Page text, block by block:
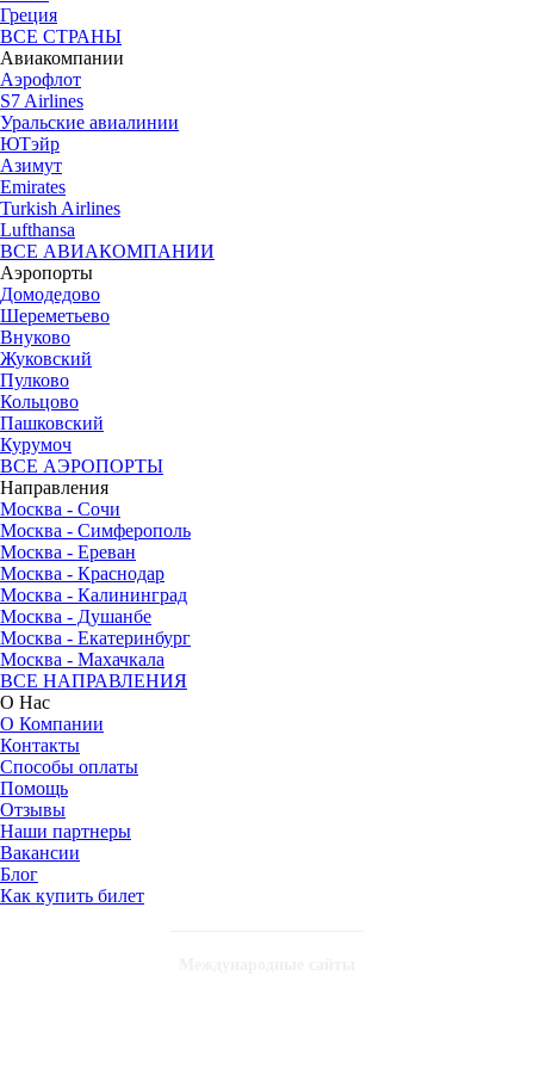
Греция
ВСЕ СТРАНЫ
Авиакомпании
Аэрофлот
S7 Airlines
Уральские авиалинии
ЮТэйр
Азимут
Emirates
Turkish Airlines
Lufthansa
ВСЕ АВИАКОМПАНИИ
Аэропорты
Домодедово
Шереметьево
Внуково
Жуковский
Пулково
Кольцово
Пашковский
Курумоч
ВСЕ АЭРОПОРТЫ
Направления
Москва - Сочи
Москва - Симферополь
Москва - Ереван
Москва - Краснодар
Москва - Калининград
Москва - Душанбе
Москва - Екатеринбург
Москва - Махачкала
ВСЕ НАПРАВЛЕНИЯ
О Нас
О Компании
Контакты
Способы оплаты
Помощь
Отзывы
Наши партнеры
Вакансии
Блог
Как купить билет